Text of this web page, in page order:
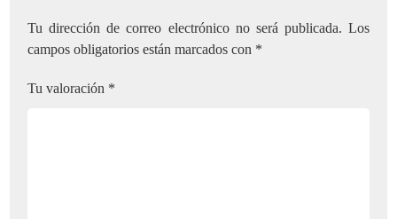
Tu dirección de correo electrónico no será publicada. Los
campos obligatorios están marcados con *
Tu valoración *